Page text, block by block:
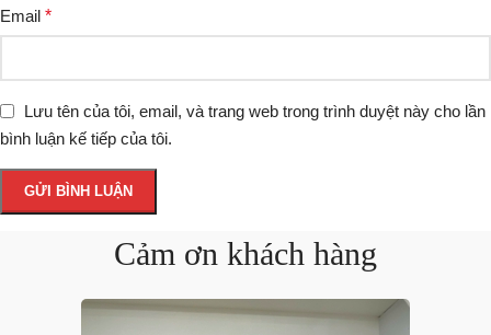
Email *
Lưu tên của tôi, email, và trang web trong trình duyệt này cho lần
bình luận kế tiếp của tôi.
Cảm ơn khách hàng